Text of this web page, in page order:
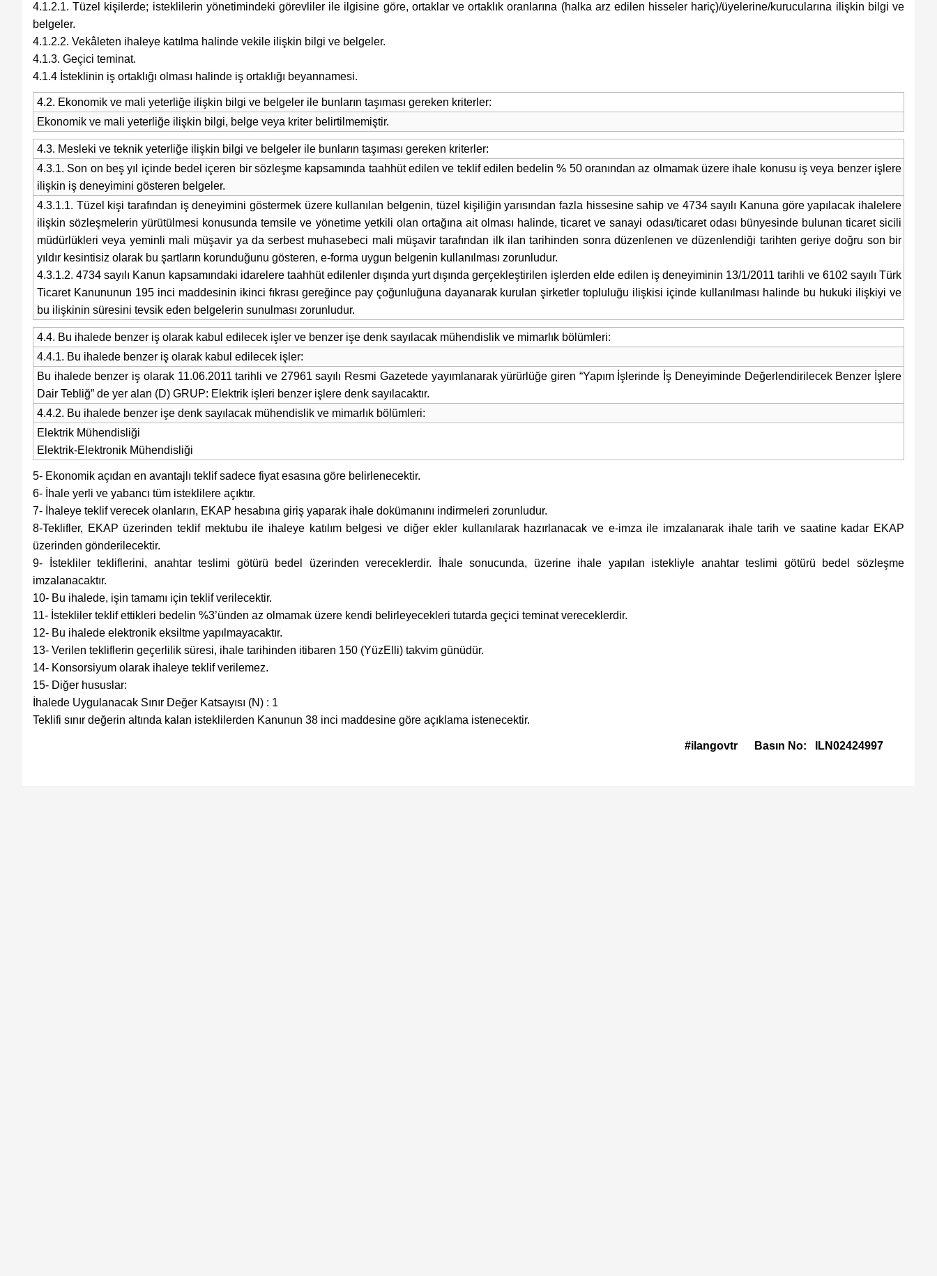
4.1.2.1. Tüzel kişilerde; isteklilerin yönetimindeki görevliler ile ilgisine göre, ortaklar ve ortaklık oranlarına (halka arz edilen hisseler hariç)/üyelerine/kurucularına ilişkin bilgi ve
belgeler.
4.1.2.2. Vekâleten ihaleye katılma halinde vekile ilişkin bilgi ve belgeler.
4.1.3. Geçici teminat.
4.1.4 İsteklinin iş ortaklığı olması halinde iş ortaklığı beyannamesi.
4.2. Ekonomik ve mali yeterliğe ilişkin bilgi ve belgeler ile bunların taşıması gereken kriterler:
Ekonomik ve mali yeterliğe ilişkin bilgi, belge veya kriter belirtilmemiştir.
4.3. Mesleki ve teknik yeterliğe ilişkin bilgi ve belgeler ile bunların taşıması gereken kriterler:
4.3.1. Son on beş yıl içinde bedel içeren bir sözleşme kapsamında taahhüt edilen ve teklif edilen bedelin % 50 oranından az olmamak üzere ihale konusu iş veya benzer işlere
ilişkin iş deneyimini gösteren belgeler.
4.3.1.1. Tüzel kişi tarafından iş deneyimini göstermek üzere kullanılan belgenin, tüzel kişiliğin yarısından fazla hissesine sahip ve 4734 sayılı Kanuna göre yapılacak ihalelere
ilişkin sözleşmelerin yürütülmesi konusunda temsile ve yönetime yetkili olan ortağına ait olması halinde, ticaret ve sanayi odası/ticaret odası bünyesinde bulunan ticaret sicili
müdürlükleri veya yeminli mali müşavir ya da serbest muhasebeci mali müşavir tarafından ilk ilan tarihinden sonra düzenlenen ve düzenlendiği tarihten geriye doğru son bir
yıldır kesintisiz olarak bu şartların korunduğunu gösteren, e-forma uygun belgenin kullanılması zorunludur.
4.3.1.2. 4734 sayılı Kanun kapsamındaki idarelere taahhüt edilenler dışında yurt dışında gerçekleştirilen işlerden elde edilen iş deneyiminin 13/1/2011 tarihli ve 6102 sayılı Türk
Ticaret Kanununun 195 inci maddesinin ikinci fıkrası gereğince pay çoğunluğuna dayanarak kurulan şirketler topluluğu ilişkisi içinde kullanılması halinde bu hukuki ilişkiyi ve
bu ilişkinin süresini tevsik eden belgelerin sunulması zorunludur.
4.4. Bu ihalede benzer iş olarak kabul edilecek işler ve benzer işe denk sayılacak mühendislik ve mimarlık bölümleri:
4.4.1. Bu ihalede benzer iş olarak kabul edilecek işler:
Bu ihalede benzer iş olarak 11.06.2011 tarihli ve 27961 sayılı Resmi Gazetede yayımlanarak yürürlüğe giren “Yapım İşlerinde İş Deneyiminde Değerlendirilecek Benzer İşlere
Dair Tebliğ” de yer alan (D) GRUP: Elektrik işleri benzer işlere denk sayılacaktır.
4.4.2. Bu ihalede benzer işe denk sayılacak mühendislik ve mimarlık bölümleri:
Elektrik Mühendisliği
Elektrik-Elektronik Mühendisliği
5- Ekonomik açıdan en avantajlı teklif sadece fiyat esasına göre belirlenecektir.
6- İhale yerli ve yabancı tüm isteklilere açıktır.
7- İhaleye teklif verecek olanların, EKAP hesabına giriş yaparak ihale dokümanını indirmeleri zorunludur.
8-Teklifler, EKAP üzerinden teklif mektubu ile ihaleye katılım belgesi ve diğer ekler kullanılarak hazırlanacak ve e-imza ile imzalanarak ihale tarih ve saatine kadar EKAP
üzerinden gönderilecektir.
9- İstekliler tekliflerini, anahtar teslimi götürü bedel üzerinden vereceklerdir. İhale sonucunda, üzerine ihale yapılan istekliyle anahtar teslimi götürü bedel sözleşme
imzalanacaktır.
10- Bu ihalede, işin tamamı için teklif verilecektir.
11- İstekliler teklif ettikleri bedelin %3’ünden az olmamak üzere kendi belirleyecekleri tutarda geçici teminat vereceklerdir.
12- Bu ihalede elektronik eksiltme yapılmayacaktır.
13- Verilen tekliflerin geçerlilik süresi, ihale tarihinden itibaren 150 (YüzElli) takvim günüdür.
14- Konsorsiyum olarak ihaleye teklif verilemez.
15- Diğer hususlar:
İhalede Uygulanacak Sınır Değer Katsayısı (N) : 1
Teklifi sınır değerin altında kalan isteklilerden Kanunun 38 inci maddesine göre açıklama istenecektir.
#ilangovtr Basın No: ILN02424997